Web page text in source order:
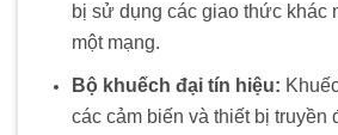
bị sử dụng các giao thức khác
một mạng.
Bộ khuếch đại tín hiệu:
các cảm biến và thiết bị truyền